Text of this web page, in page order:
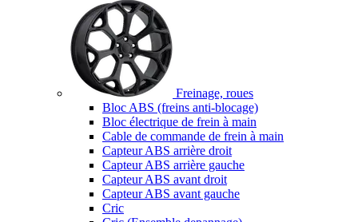
Freinage, roues
Bloc ABS (freins anti-blocage)
Bloc électrique de frein à main
Cable de commande de frein à main
Capteur ABS arrière droit
Capteur ABS arrière gauche
Capteur ABS avant droit
Capteur ABS avant gauche
Cric